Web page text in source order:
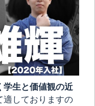
学生と価値観の近
適しておりますの